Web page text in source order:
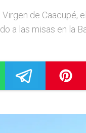
Virgen de
a las misas en la